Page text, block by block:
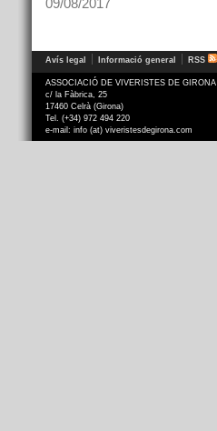
09/08/2017
Avís legal Informació general RSS
ASSOCIACIÓ DE VIVERISTES DE GIRONA
c/ la Fàbrica, 25
17460 Celrà (Girona)
Tel. (+34) 972 494 220
e-mail: info (at) viveristesdegirona.com